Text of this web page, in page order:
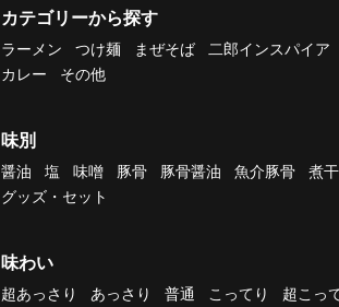
カテゴリーから探す
ラーメン つけ麺 まぜそば 二郎インスパイア
カレー
その他
味別
醤油 塩 味噌 豚骨 豚骨醤油 魚介豚骨 煮
グッズ・セット
味わい
超あっさり あっさり 普通 こってり 超こっ